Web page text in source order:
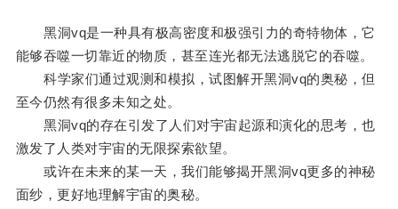
黑洞vq是一种具有极高密度和极强引力的奇特物体，它
能够吞噬一切靠近的物质，甚至连光都无法逃脱它的吞噬。
科学家们通过观测和模拟，试图解开黑洞vq的奥秘，但
至今仍然有很多未知之处。
黑洞vq的存在引发了人们对宇宙起源和演化的思考，也
激发了人类对宇宙的无限探索欲望。
或许在未来的某一天，我们能够揭开黑洞vq更多的神秘
面纱，更好地理解宇宙的奥秘。